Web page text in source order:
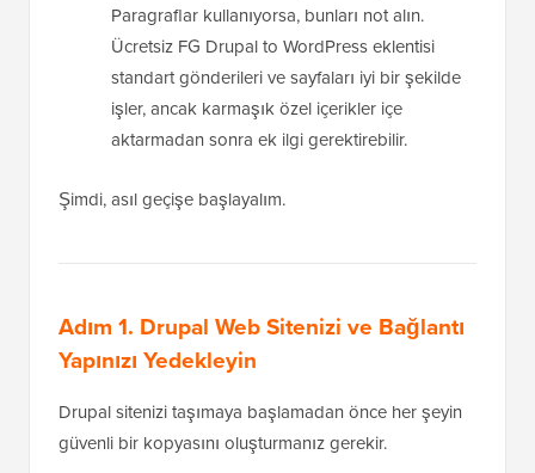
Paragraflar kullanıyorsa, bunları not alın.
Ücretsiz FG Drupal to WordPress eklentisi
standart gönderileri ve sayfaları iyi bir şekilde
işler, ancak karmaşık özel içerikler içe
aktarmadan sonra ek ilgi gerektirebilir.
Şimdi, asıl geçişe başlayalım.
Adım 1. Drupal Web Sitenizi ve Bağlantı
Yapınızı Yedekleyin
Drupal sitenizi taşımaya başlamadan önce her şeyin
güvenli bir kopyasını oluşturmanız gerekir.